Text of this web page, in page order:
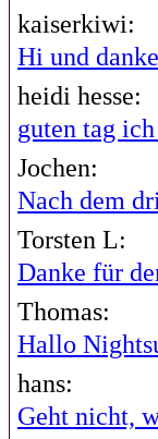
kaiserkiwi:
Hi und
heidi hesse:
guten tag
Jochen:
Nach dem
Torsten L:
Danke für
Thomas:
Hallo
hans:
Geht nicht,